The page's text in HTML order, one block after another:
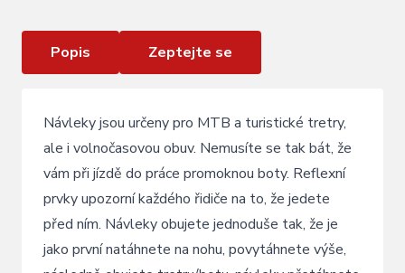
Popis Zeptejte se
Návleky jsou určeny pro MTB a turistické tretry,
ale i volnočasovou obuv. Nemusíte se tak bát, že
vám při jízdě do práce promoknou boty. Reflexní
prvky upozorní každého řidiče na to, že jedete
před ním. Návleky obujete jednoduše tak, že je
jako první natáhnete na nohu, povytáhnete výše,